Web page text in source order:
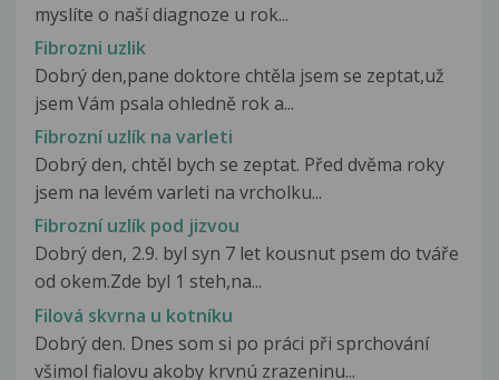
myslíte o naší diagnoze u rok...
Fibrozni uzlik
Dobrý den,pane doktore chtěla jsem se zeptat,už
jsem Vám psala ohledně rok a...
Fibrozní uzlík na varleti
Dobrý den, chtěl bych se zeptat. Před dvěma roky
jsem na levém varleti na vrcholku...
Fibrozní uzlík pod jizvou
Dobrý den, 2.9. byl syn 7 let kousnut psem do tváře
od okem.Zde byl 1 steh,na...
Filová skvrna u kotníku
Dobrý den. Dnes som si po práci při sprchování
všimol fialovu akoby krvnú zrazeninu...